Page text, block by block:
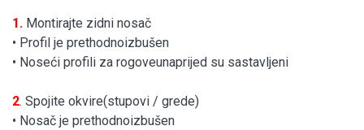
1. Montirajte zidni nosač
• Profil je prethodnoizbušen
• Noseći profili za rogoveunaprijed su sastavljeni
2. Spojite okvire(stupovi / grede)
• Nosač je prethodnoizbušen